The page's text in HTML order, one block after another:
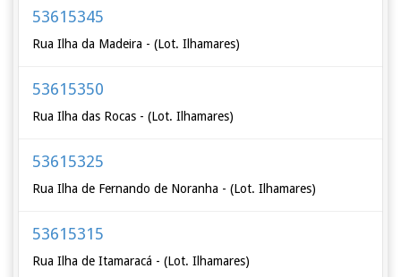
53615345
Rua Ilha da Madeira - (Lot. Ilhamares)
53615350
Rua Ilha das Rocas - (Lot. Ilhamares)
53615325
Rua Ilha de Fernando de Noranha - (Lot. Ilhamares)
53615315
Rua Ilha de Itamaracá - (Lot. Ilhamares)